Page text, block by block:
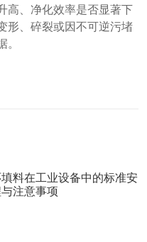
高、净化效率是否显著下
形、碎裂或因不可逆污堵
料在工业设备中的标准安
注意事项